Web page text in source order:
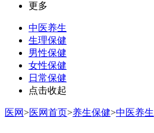
更多
中医养生
生理保健
男性保健
女性保健
日常保健
点击收起
医网>医网首页>养生保健>中医养生